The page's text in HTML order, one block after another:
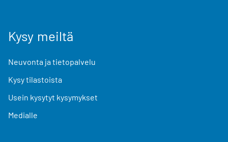
Kysy meiltä
Neuvonta ja tietopalvelu
Kysy tilastoista
Usein kysytyt kysymykset
Medialle